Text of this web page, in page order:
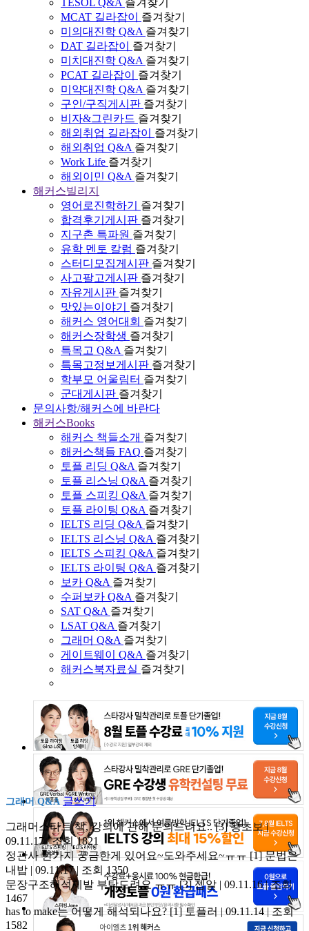
MCAT 길라잡이
즐겨찾기
미의대진학 Q&A 즐겨찾기
DAT 길라잡이
즐겨찾기
미치대진학 Q&A 즐겨찾기
PCAT 길라잡이
즐겨찾기
미약대진학 Q&A 즐겨찾기
구인/구직게시판 즐겨찾기
비자&그린카드 즐겨찾기
해외취업 길라잡이
즐겨찾기
해외취업 Q&A 즐겨찾기
Work Life 즐겨찾기
해외이민 Q&A 즐겨찾기
해커스빌리지
영어로진학하기
즐겨찾기
합격후기게시판 즐겨찾기
지구촌 특파원 즐겨찾기
유학 멘토 칼럼 즐겨찾기
스터디모집게시판 즐겨찾기
사고팔고게시판 즐겨찾기
자유게시판 즐겨찾기
맛있는이야기
즐겨찾기
해커스 영어대회 즐겨찾기
해커스장학생 즐겨찾기
특목고 Q&A 즐겨찾기
특목고정보게시판 즐겨찾기
학부모 어울림터 즐겨찾기
군대게시판 즐겨찾기
문의사항/해커스에 바란다
해커스Books
해커스 책들소개 즐겨찾기
해커스책들 FAQ 즐겨찾기
토플 리딩 Q&A 즐겨찾기
토플 리스닝 Q&A 즐겨찾기
토플 스피킹 Q&A 즐겨찾기
토플 라이팅 Q&A 즐겨찾기
IELTS 리딩 Q&A 즐겨찾기
IELTS 리스닝 Q&A 즐겨찾기
IELTS 스피킹 Q&A 즐겨찾기
IELTS 라이팅 Q&A 즐겨찾기
보카 Q&A 즐겨찾기
수퍼보카 Q&A 즐겨찾기
SAT Q&A 즐겨찾기
LSAT Q&A 즐겨찾기
그래머 Q&A 즐겨찾기
게이트웨이 Q&A 즐겨찾기
해커스북자료실 즐겨찾기
그래머 Q&A 글쓰기
그래머스타트 책, 강의에 관해 문의드려요..[3] 왕초보 |
09.11.17 | 조회 1821
정관사 한가지 궁금한게 있어요~도와주세요~ㅠㅠ[1] 문법은
내밥 | 09.11.17 | 조회 1350
문장구조해석제발 부탁드려요 ㅠㅠ[3] 젭알 | 09.11.16 | 조회
1467
has to make는 어떻게 해석되나요? [1] 토플러 | 09.11.14 | 조회
1582